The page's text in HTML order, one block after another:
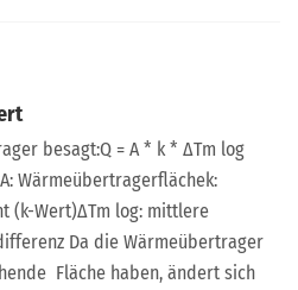
besagt:Q = A * k * ΔTm log
Wärmeübertragerflächek:
(k-Wert)ΔTm log: mittlere
Da die Wärmeübertrager
Fläche haben, ändert sich